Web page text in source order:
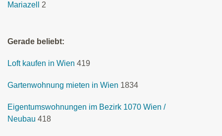
Mariazell
2
Gerade beliebt:
Loft kaufen in Wien 419
Gartenwohnung mieten in Wien 1834
Eigentumswohnungen im Bezirk 1070 Wien /
Neubau 418